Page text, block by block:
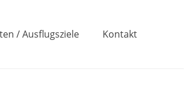
/ Ausflugsziele Kontakt